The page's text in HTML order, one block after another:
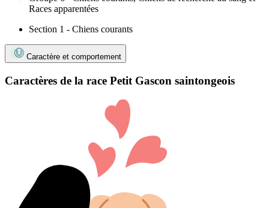
Races apparentées
Section 1 - Chiens courants
Caractère et comportement
Caractères de la race Petit Gascon saintongeois